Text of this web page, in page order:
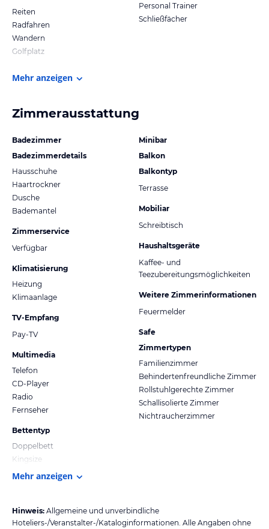
Reiten
Radfahren
Wandern
Golfplatz
Personal Trainer
Schließfächer
Mehr anzeigen
Zimmerausstattung
Badezimmer
Badezimmerdetails
Hausschuhe
Haartrockner
Dusche
Bademantel
Zimmerservice
Verfügbar
Klimatisierung
Heizung
Klimaanlage
TV-Empfang
Pay-TV
Multimedia
Telefon
CD-Player
Radio
Fernseher
Bettentyp
Doppelbett
Kingsize
Minibar
Balkon
Balkontyp
Terrasse
Mobiliar
Schreibtisch
Haushaltsgeräte
Kaffee- und
Teezubereitungsmöglichkeiten
Weitere Zimmerinformationen
Feuermelder
Safe
Zimmertypen
Familienzimmer
Behindertenfreundliche Zimmer
Rollstuhlgerechte Zimmer
Schallisolierte Zimmer
Nichtraucherzimmer
Mehr anzeigen
Hinweis: Allgemeine und unverbindliche
Hoteliers-/Veranstalter-/Kataloginformationen. Alle Angaben ohne